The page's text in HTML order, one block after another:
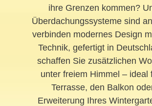
ihre Grenzen kommen?
Überdachungssysteme sind
verbinden modernes Design
Technik, gefertigt in
schaffen Sie zusätzlichen
unter freiem Himmel – ideal
Terrasse, den Balkon
Erweiterung Ihres